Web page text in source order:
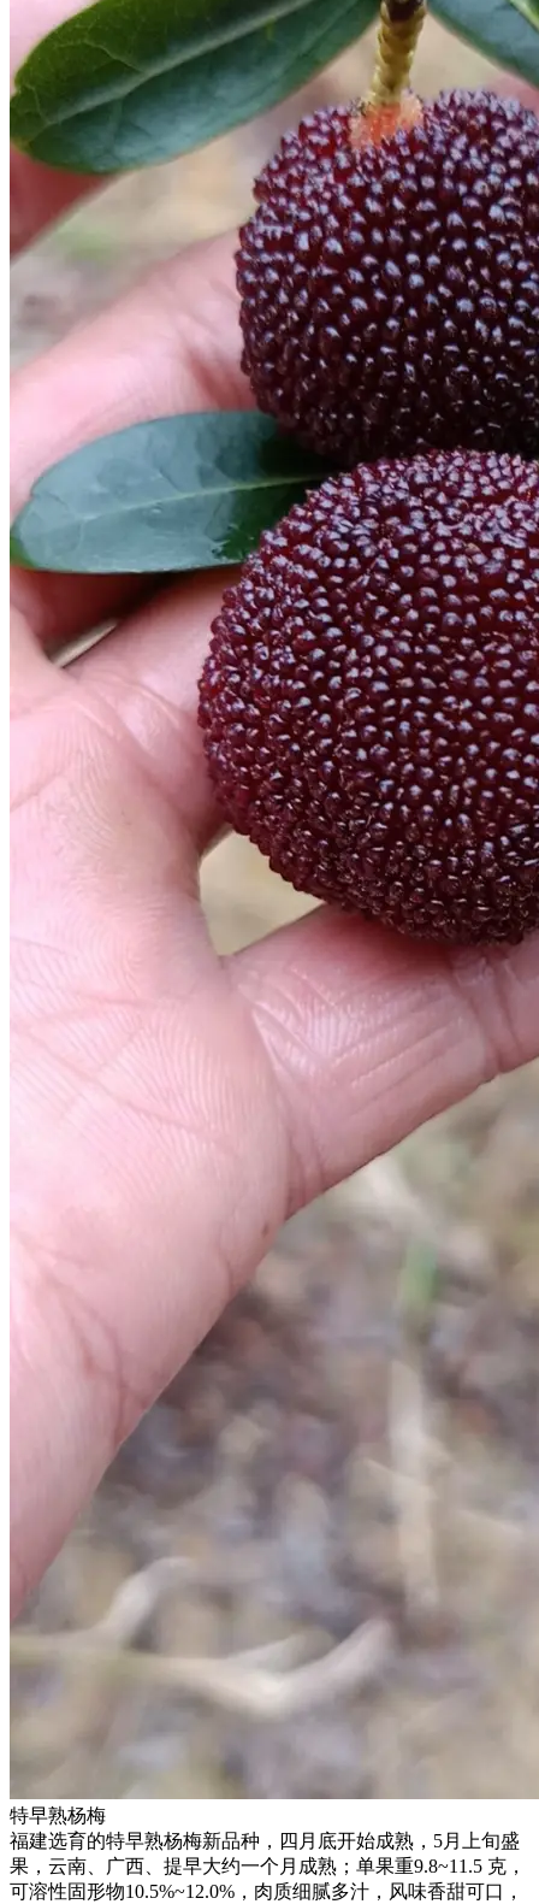
特早熟杨梅
福建选育的特早熟杨梅新品种，四月底开始成熟，5月上旬盛
果，云南、广西、提早大约一个月成熟；单果重9.8~11.5 克，
可溶性固形物10.5%~12.0%，肉质细腻多汁，风味香甜可口，